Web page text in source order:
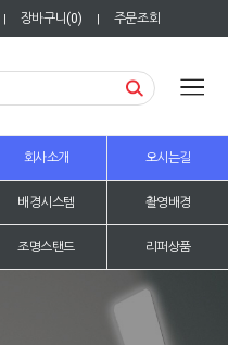
| 장바구니(0) | 주문조회
회사소개 오시는길
배경시스템 촬영배경
조명스탠드 리퍼상품